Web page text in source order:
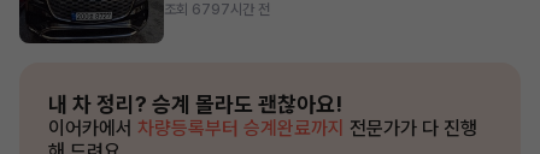
조회 6797시간 전
내 차 정리? 승계 몰라도 괜찮아요!
이어카에서 차량등록부터 승계완료까지 전문가가 다 진행